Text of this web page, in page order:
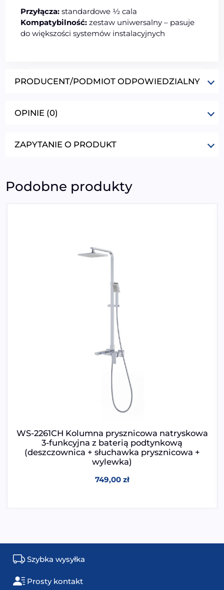
Przyłącza: standardowe ½ cala
Kompatybilność: zestaw uniwersalny – pasuje
do większości systemów instalacyjnych
PRODUCENT/PODMIOT ODPOWIEDZIALNY
OPINIE (0)
ZAPYTANIE O PRODUKT
Podobne produkty
WS-2261CH Kolumna prysznicowa natryskowa
3-funkcyjna z baterią podtynkową
(deszczownica + słuchawka prysznicowa +
wylewka)
749,00 zł
Szybka wysyłka
Prosty kontakt